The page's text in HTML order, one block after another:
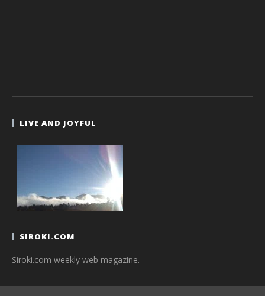
LIVE AND JOYFUL
SIROKI.COM
Siroki.com weekly web magazine.